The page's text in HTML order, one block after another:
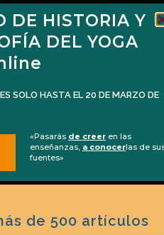
sobre Yoga, la
de 500 artículos
DE HISTORIA Y
DEL YOGA
SOLO HASTA EL 20 DE MARZO DE
«Pasarás de creer en las
enseñanzas, a conocerlas de
fuentes»